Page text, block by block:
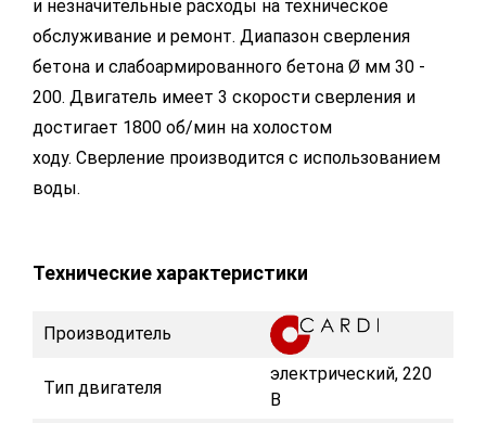
и незначительные расходы на техническое
обслуживание и ремонт. Диапазон сверления
бетона и слабоармированного бетона Ø мм 30 -
200. Двигатель имеет 3 скорости сверления и
достигает 1800 об/мин на холостом
ходу. Сверление производится с использованием
воды.
Технические характеристики
Производитель
Тип двигателя
электрический, 220
В